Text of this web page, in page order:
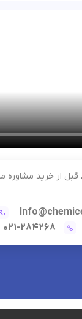
از خرید مشاوره ما
021-284268